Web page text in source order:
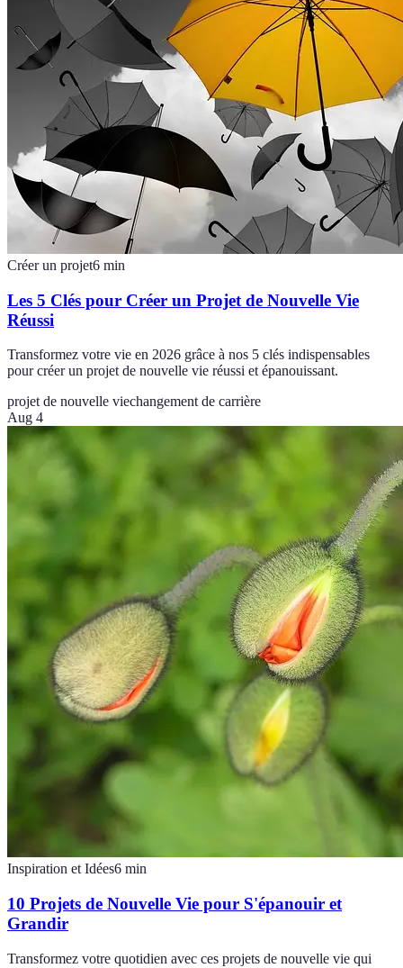
Créer un projet6 min
Les 5 Clés pour Créer un Projet de Nouvelle Vie
Réussi
Transformez votre vie en 2026 grâce à nos 5 clés indispensables
pour créer un projet de nouvelle vie réussi et épanouissant.
projet de nouvelle viechangement de carrière
Aug 4
Inspiration et Idées6 min
10 Projets de Nouvelle Vie pour S'épanouir et
Grandir
Transformez votre quotidien avec ces projets de nouvelle vie qui